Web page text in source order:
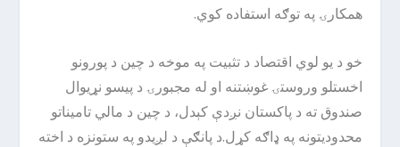
همکارۍ په توګه استفاده کوي.
خو د یو لوي اقتصاد د تثبیت په موخه د چین د پورونو
اخستلو وروستۍ غوښتنه او له مجبورۍ د پیسو نړیوال
صندوق ته د پاکستان نږدې کېدل، د چین د مالي تامیناتو
محدودیتونه په ډاګه کړل.د پانګې د لږیدو په ستونزه د اخته